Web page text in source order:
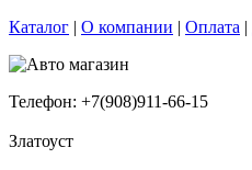
Каталог | О компании | Оплата |
Телефон: +7(908)911-66-15
Златоуст